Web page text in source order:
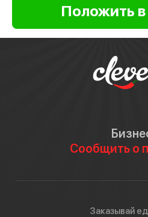
Сообщить о
Заказывай